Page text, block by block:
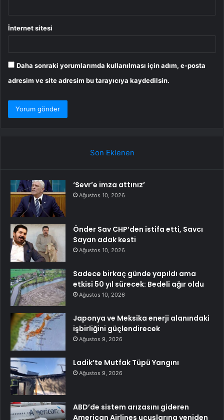
İnternet sitesi
Daha sonraki yorumlarımda kullanılması için adım, e-posta
adresim ve site adresim bu tarayıcıya kaydedilsin.
Son Eklenen
‘Sevr’e imza attınız’
Ağustos 10, 2026
Önder Sav CHP’den istifa etti, Savcı
Sayan adak kesti
Ağustos 10, 2026
Sadece birkaç günde yapıldı ama
etkisi 50 yıl sürecek: Bedeli ağır oldu
Ağustos 10, 2026
Japonya ve Meksika enerji alanındaki
işbirliğini güçlendirecek
Ağustos 9, 2026
Ladik’te Mutfak Tüpü Yangını
Ağustos 9, 2026
ABD’de sistem arızasını gideren
American Airlines uçuşlarına yeniden